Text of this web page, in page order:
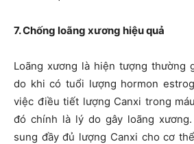
7. Chống loãng xương hiệu quả
Loãng xương là hiện tượng thường
do khi có tuổi lượng hormon
việc điều tiết lượng Canxi trong
đó chính là lý do gây loãng
sung đầy đủ lượng Canxi cho cơ